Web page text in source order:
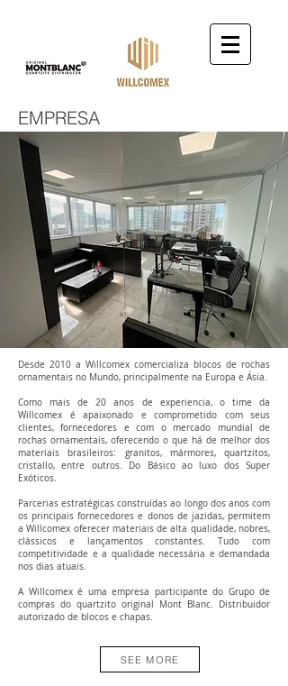
EMPRESA
Desde 2010 a Willcomex comercializa blocos de rochas
ornamentais no Mundo, principalmente na Europa e Ásia.
Como mais de 20 anos de experiencia, o time da
Willcomex é apaixonado e comprometido com seus
clientes, fornecedores e com o mercado mundial de
rochas ornamentais, oferecendo o que há de melhor dos
materiais brasileiros: granitos, mármores, quartzitos,
cristallo, entre outros. Do Básico ao luxo dos Super
Exóticos.
Parcerias estratégicas construídas ao longo dos anos com
os principais fornecedores e donos de jazidas, permitem
a Willcomex oferecer materiais de alta qualidade, nobres,
clássicos e lançamentos constantes. Tudo com
competitividade e a qualidade necessária e demandada
nos dias atuais.
A Willcomex é uma empresa participante do Grupo de
compras do quartzito original Mont Blanc. Distribuidor
autorizado de blocos e chapas.
SEE MORE